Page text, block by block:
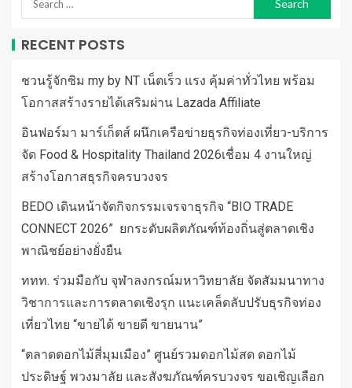
RECENT POSTS
ชวนรู้จักซิม my by NT เน็ตเร็ว แรง คุ้มค่าทั่วไทย พร้อม
โอกาสสร้างรายได้เสริมผ่าน Lazada Affiliate
อินฟอร์มา มาร์เก็ตส์ ผนึกเครือข่ายธุรกิจท่องเที่ยว-บริการ
จัด Food & Hospitality Thailand 2026เชื่อม 4 งานใหญ่
สร้างโอกาสธุรกิจครบวงจร
BEDO เดินหน้าจัดกิจกรรมเจรจาธุรกิจ “BIO TRADE
CONNECT 2026” ยกระดับผลิตภัณฑ์ท้องถิ่นสู่ตลาดเชิง
พาณิชย์อย่างยั่งยืน
ททท. ร่วมมือกับ จุฬาลงกรณ์มหาวิทยาลัย จัดสัมมนาทาง
วิชาการและการตลาดเชิงรุก แนะเคล็ดลับปรับธุรกิจท่อง
เที่ยวไทย “ขายได้ ขายดี ขายนาน”
“ตลาดดอกไม้สี่มุมเมือง” ศูนย์รวมดอกไม้สด ดอกไม้
ประดิษฐ์ พวงมาลัย และสังฆภัณฑ์ครบวงจร ขอเชิญเลือก